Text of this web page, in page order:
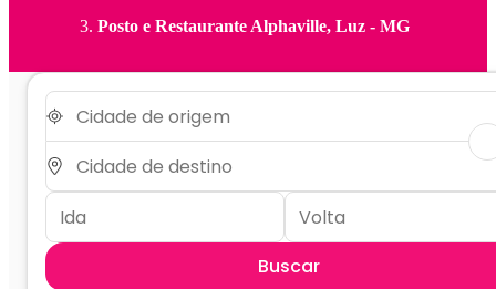
Posto e Restaurante Alphaville, Luz - MG
Buscar